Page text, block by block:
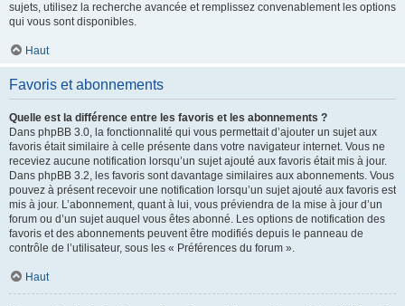
sujets, utilisez la recherche avancée et remplissez convenablement les options
qui vous sont disponibles.
Haut
Favoris et abonnements
Quelle est la différence entre les favoris et les abonnements ?
Dans phpBB 3.0, la fonctionnalité qui vous permettait d’ajouter un sujet aux
favoris était similaire à celle présente dans votre navigateur internet. Vous ne
receviez aucune notification lorsqu’un sujet ajouté aux favoris était mis à jour.
Dans phpBB 3.2, les favoris sont davantage similaires aux abonnements. Vous
pouvez à présent recevoir une notification lorsqu’un sujet ajouté aux favoris est
mis à jour. L’abonnement, quant à lui, vous préviendra de la mise à jour d’un
forum ou d’un sujet auquel vous êtes abonné. Les options de notification des
favoris et des abonnements peuvent être modifiés depuis le panneau de
contrôle de l’utilisateur, sous les « Préférences du forum ».
Haut